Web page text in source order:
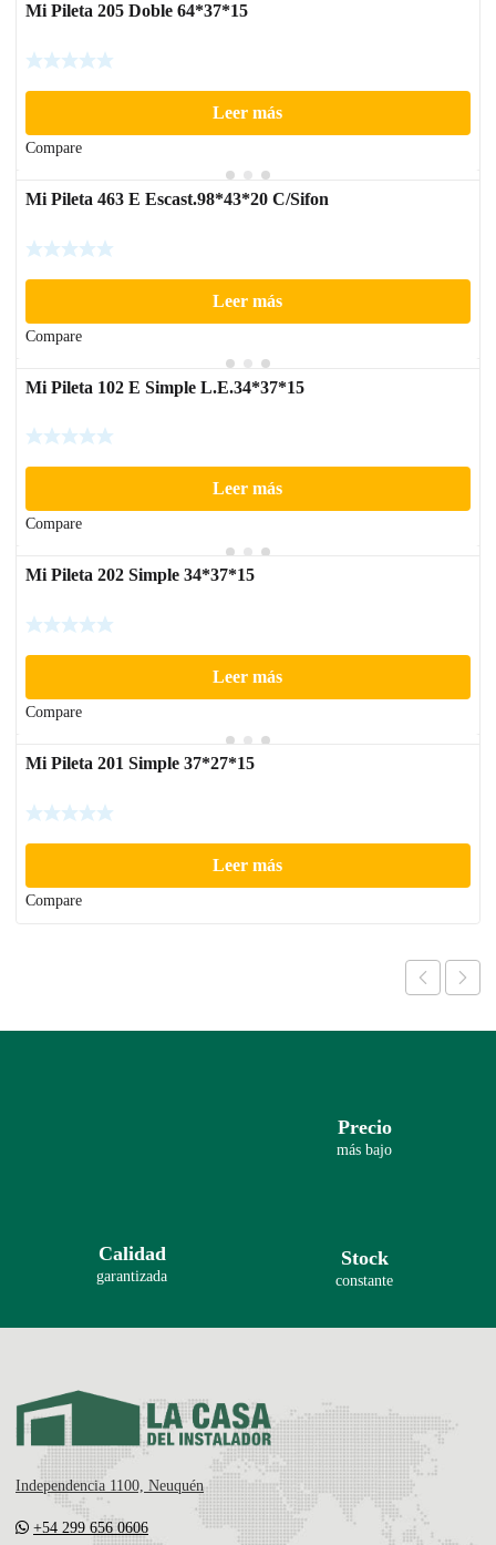
Mi Pileta 205 Doble 64*37*15
Leer más
Compare
Mi Pileta 463 E Escast.98*43*20 C/Sifon
Leer más
Compare
Mi Pileta 102 E Simple L.E.34*37*15
Leer más
Compare
Mi Pileta 202 Simple 34*37*15
Leer más
Compare
Mi Pileta 201 Simple 37*27*15
Leer más
Compare
Precio
más bajo
Calidad
garantizada
Stock
constante
Independencia 1100, Neuquén
+54 299 656 0606